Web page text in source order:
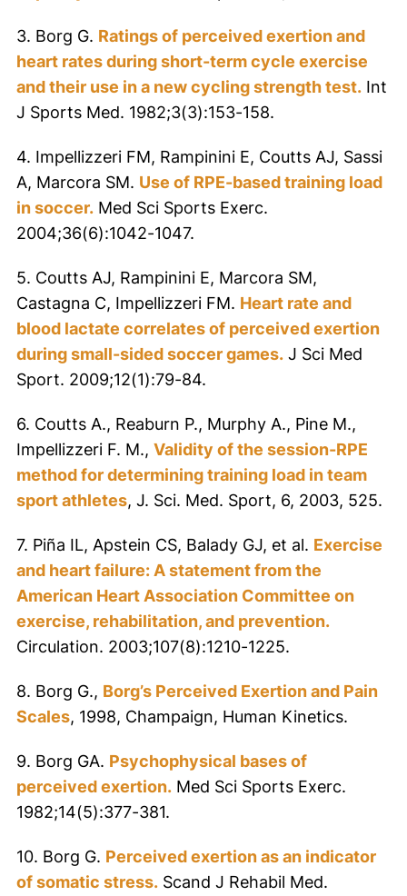
3. Borg G. Ratings of perceived exertion and
heart rates during short-term cycle exercise
and their use in a new cycling strength test.Int
J Sports Med. 1982;3(3):153-158.
4. Impellizzeri FM, Rampinini E, Coutts AJ, Sassi
A, Marcora SM. Use of RPE-based training load
in soccer.Med Sci Sports Exerc.
2004;36(6):1042-1047.
5. Coutts AJ, Rampinini E, Marcora SM,
Castagna C, Impellizzeri FM. Heart rate and
blood lactate correlates of perceived exertion
during small-sided soccer games.J Sci Med
Sport. 2009;12(1):79-84.
6. Coutts A., Reaburn P., Murphy A., Pine M.,
Impellizzeri F. M., Validity of the session-RPE
method for determining training load in team
sport athletes, J. Sci. Med. Sport, 6, 2003, 525.
7. Piña IL, Apstein CS, Balady GJ, et al. Exercise
and heart failure: A statement from the
American Heart Association Committee on
exercise, rehabilitation, and prevention.
Circulation. 2003;107(8):1210-1225.
8. Borg G., Borg’s Perceived Exertion and Pain
Scales, 1998, Champaign, Human Kinetics.
9. Borg GA. Psychophysical bases of
perceived exertion.Med Sci Sports Exerc.
1982;14(5):377-381.
10. Borg G. Perceived exertion as an indicator
of somatic stress.Scand J Rehabil Med.